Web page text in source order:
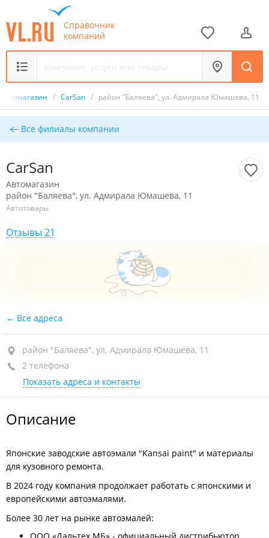
Справочник
компаний
Автомагазин / CarSan / район "Баляева", ул. Адмирала Юмашева, 11
Все филиалы компании
CarSan
Автомагазин
район "Баляева", ул. Адмирала Юмашева, 11
Автотовары
Отзывы 21
Все адреса
район "Баляева", ул. Адмирала Юмашева, 11
2 телефона
Показать адреса и контакты
Описание
Японские заводские автоэмали "Kansai paint" и материалы
для кузовного ремонта.
В 2024 году компания продолжает работать с японскими и
европейскими автоэмалями.
Более 30 лет на рынке автоэмалей: